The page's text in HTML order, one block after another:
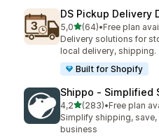
DS Pickup Delivery
5,0de 5 estrelas
(64)
64 total de avaliações
•Free plan
Delivery solutions for
local delivery, shipping.
Built for Shopify
Shippo ‑ Simplified
4,2de 5 estrelas
(283)
283 total de avaliações
•Free plan
Simplify shipping,
business